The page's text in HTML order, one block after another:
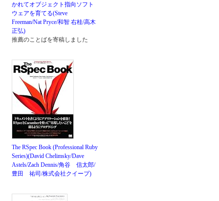
かれてオブジェクト指向ソフト
ウェアを育てる(Steve
Freeman/Nat Pryce/和智 右桂/高木
正弘)
推薦のことばを寄稿しました
The RSpec Book (Professional Ruby
Series)(David Chelimsky/Dave
Astels/Zach Dennis/角谷 信太郎/
豊田 祐司/株式会社クイープ)